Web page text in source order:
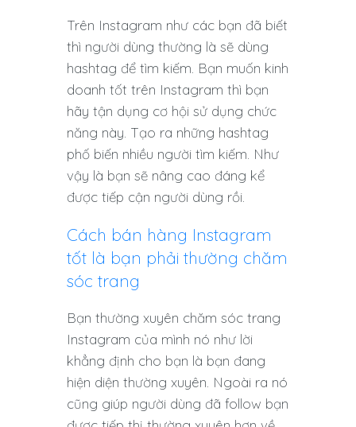
Trên Instagram như các bạn đã biết
thì người dùng thường là sẽ dùng
hashtag để tìm kiếm. Bạn muốn kinh
doanh tốt trên Instagram thì bạn
hãy tận dụng cơ hội sử dụng chức
năng này. Tạo ra những hashtag
phố biến nhiều người tìm kiếm. Như
vậy là bạn sẽ nâng cao đáng kể
được tiếp cận người dùng rồi.
Cách bán hàng Instagram
tốt là bạn phải thường chăm
sóc trang
Bạn thường xuyên chăm sóc trang
Instagram của mình nó như lời
khẳng định cho bạn là bạn đang
hiện diện thường xuyên. Ngoài ra nó
cũng giúp người dùng đã follow bạn